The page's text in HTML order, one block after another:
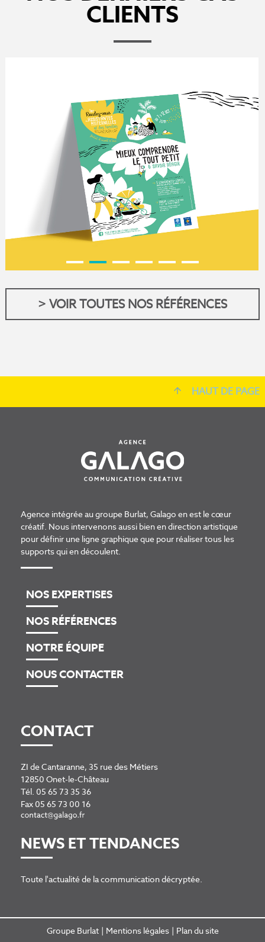
CLIENTS
> VOIR TOUTES NOS RÉFÉRENCES
HAUT DE PAGE
Agence intégrée augroupe Burlat, Galago en est le cœur
créatif. Nous intervenons aussi bien en direction artistique
pour définir une ligne graphique que pour réaliser tous les
supports qui en découlent.
NOS EXPERTISES
NOS RÉFÉRENCES
NOTRE ÉQUIPE
NOUS CONTACTER
CONTACT
ZI de Cantaranne, 35 rue des Métiers
12850 Onet-le-Château
Tél. 05 65 73 35 36
Fax 05 65 73 00 16
NEWS ET TENDANCES
Toute l'actualité de la communication décryptée.
Groupe Burlat | Mentions légales | Plan du site